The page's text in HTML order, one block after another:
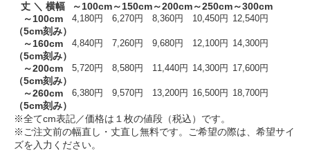
丈 ＼ 横幅
～100cm～150cm～200cm～250cm～300cm
～100cm
（5cm刻み）
4,180円 6,270円 8,360円 10,450円 12,540円
～160cm
（5cm刻み）
4,840円 7,260円 9,680円 12,100円 14,300円
～200cm
（5cm刻み）
5,720円 8,580円 11,440円 14,300円 17,600円
～260cm
（5cm刻み）
6,380円 9,570円 13,200円 16,500円 18,700円
※全てcm表記／価格は１枚の値段（税込）です。
※ご注文前の幅直し・丈直し無料です。ご希望の際は、希望サイ
ズを入力ください。